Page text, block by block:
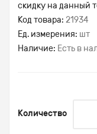
скидку на данный
Код товара: 21934
Ед. измерения: шт
Наличие: Есть в
Количество